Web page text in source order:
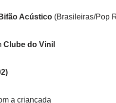
Acústico (Brasileiras/Pop
Clube do Vinil
a criançada